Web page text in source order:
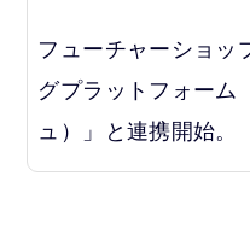
フューチャーショッ
グプラットフォー
ュ）」と連携開始。